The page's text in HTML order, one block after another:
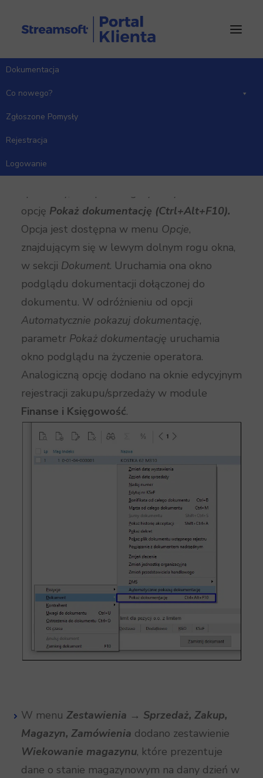
Dokumentacja
Co nowego?
Zgłoszone Pomysły
Rejestracja
Logowanie
Strona Główna
Moduł Handlowo-Magazynowy
W oknach edycyjnych dokumentów
opcję Pokaż dokumentację (Ctrl+Alt+F10).
Opcja jest dostępna w menu Opcje,
znajdującym się w lewym dolnym rogu okna,
w sekcji Dokument. Uruchamia ona okno
podglądu dokumentacji dołączonej do
dokumentu. W odróżnieniu od opcji
Automatycznie pokazuj dokumentację,
parametr Pokaż dokumentację uruchamia
okno podglądu na życzenie operatora.
Analogiczną opcję dodano na oknie edycyjnym
rejestracji zakupu/sprzedaży w module
Finanse i Księgowość.
W menu Zestawienia → Sprzedaż, Zakup,
Magazyn, Zamówienia dodano zestawienie
Wiekowanie magazynu, które prezentuje
dane o stanie magazynowym na dany dzień w